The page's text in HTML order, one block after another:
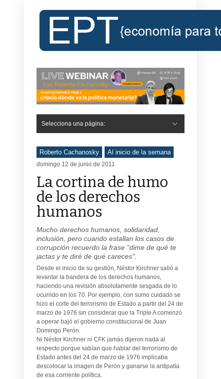
Selecciona una página:
Roberto Cachanosky Al inicio de la semana
domingo 12 de junio de 2011
La cortina de humo
de los derechos
humanos
Mucho derechos humanos, solidaridad,
inclusión, pero cuando estallan los casos de
corrupción recuerdo la frase "dime de qué te
jactas y te diré de qué careces".
Desde el inicio de su gestión, Néstor Kirchner salió a
levantar la bandera de los derechos humanos,
haciendo una revisión absolutamente sesgada de lo
ocurrido en los 70. Por ejemplo, con sumo cuidado se
hizo el corte del terrorismo de Estado a partir del 24 de
marzo de 1976 sin considerar que la Triple A comenzó
a operar bajó el gobierno constitucional de Juan
Domingo Perón.
Ni Néstor Kirchner ni CFK jamás dijeron nada al
respecto porque sabían que hablar del terrorismo de
Estado antes del 24 de marzo de 1976 implicaba
descolocar la imagen de Perón y ganarse la antipatía
de esa corriente política.